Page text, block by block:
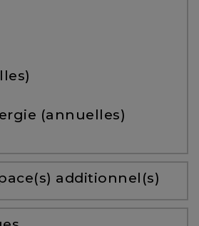
(annuelles)
additionnel(s)